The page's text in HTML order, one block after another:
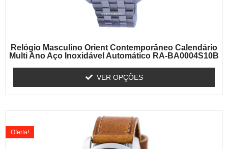
Relógio Masculino Orient Contemporâneo Calendário
Multi Ano Aço Inoxidável Automático RA-BA0004S10B
VER OPÇÕES
Oferta!